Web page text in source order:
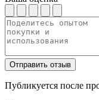
Отправить отзыв
Публикуется после